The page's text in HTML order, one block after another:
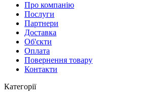
Про компанію
Послуги
Партнери
Доставка
Об'єкти
Оплата
Повернення товару
Контакти
Категорії